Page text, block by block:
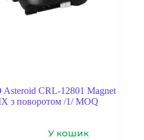
CRL-12801 Magnet
з поворотом /1/ MOQ
У кошик